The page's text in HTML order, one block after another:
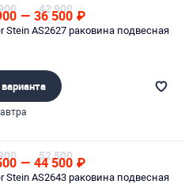
— 42 900
36 500 ₽
Stein AS2627 раковина подвесная
— 52 500
44 500 ₽
Stein AS2643 раковина подвесная